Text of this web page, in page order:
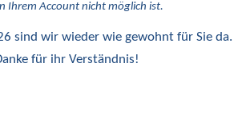
Ihrem Account nicht möglich ist.
sind wir wieder wie gewohnt für Sie da.
für ihr Verständnis!